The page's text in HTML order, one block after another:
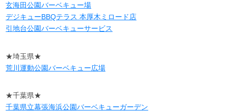
玄海田公園バーベキュー場
デジキューBBQテラス 本厚木ミロード店
引地台公園バーベキューサービス
★埼玉県★
荒川運動公園バーベキュー広場
★千葉県★
千葉県立幕張海浜公園バーベキューガーデン